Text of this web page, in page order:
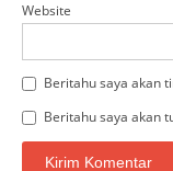
Website
Beritahu saya akan
Beritahu saya akan